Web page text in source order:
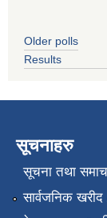
Older polls
Results
सूचनाहरु
सूचना तथा
सार्वजनिक